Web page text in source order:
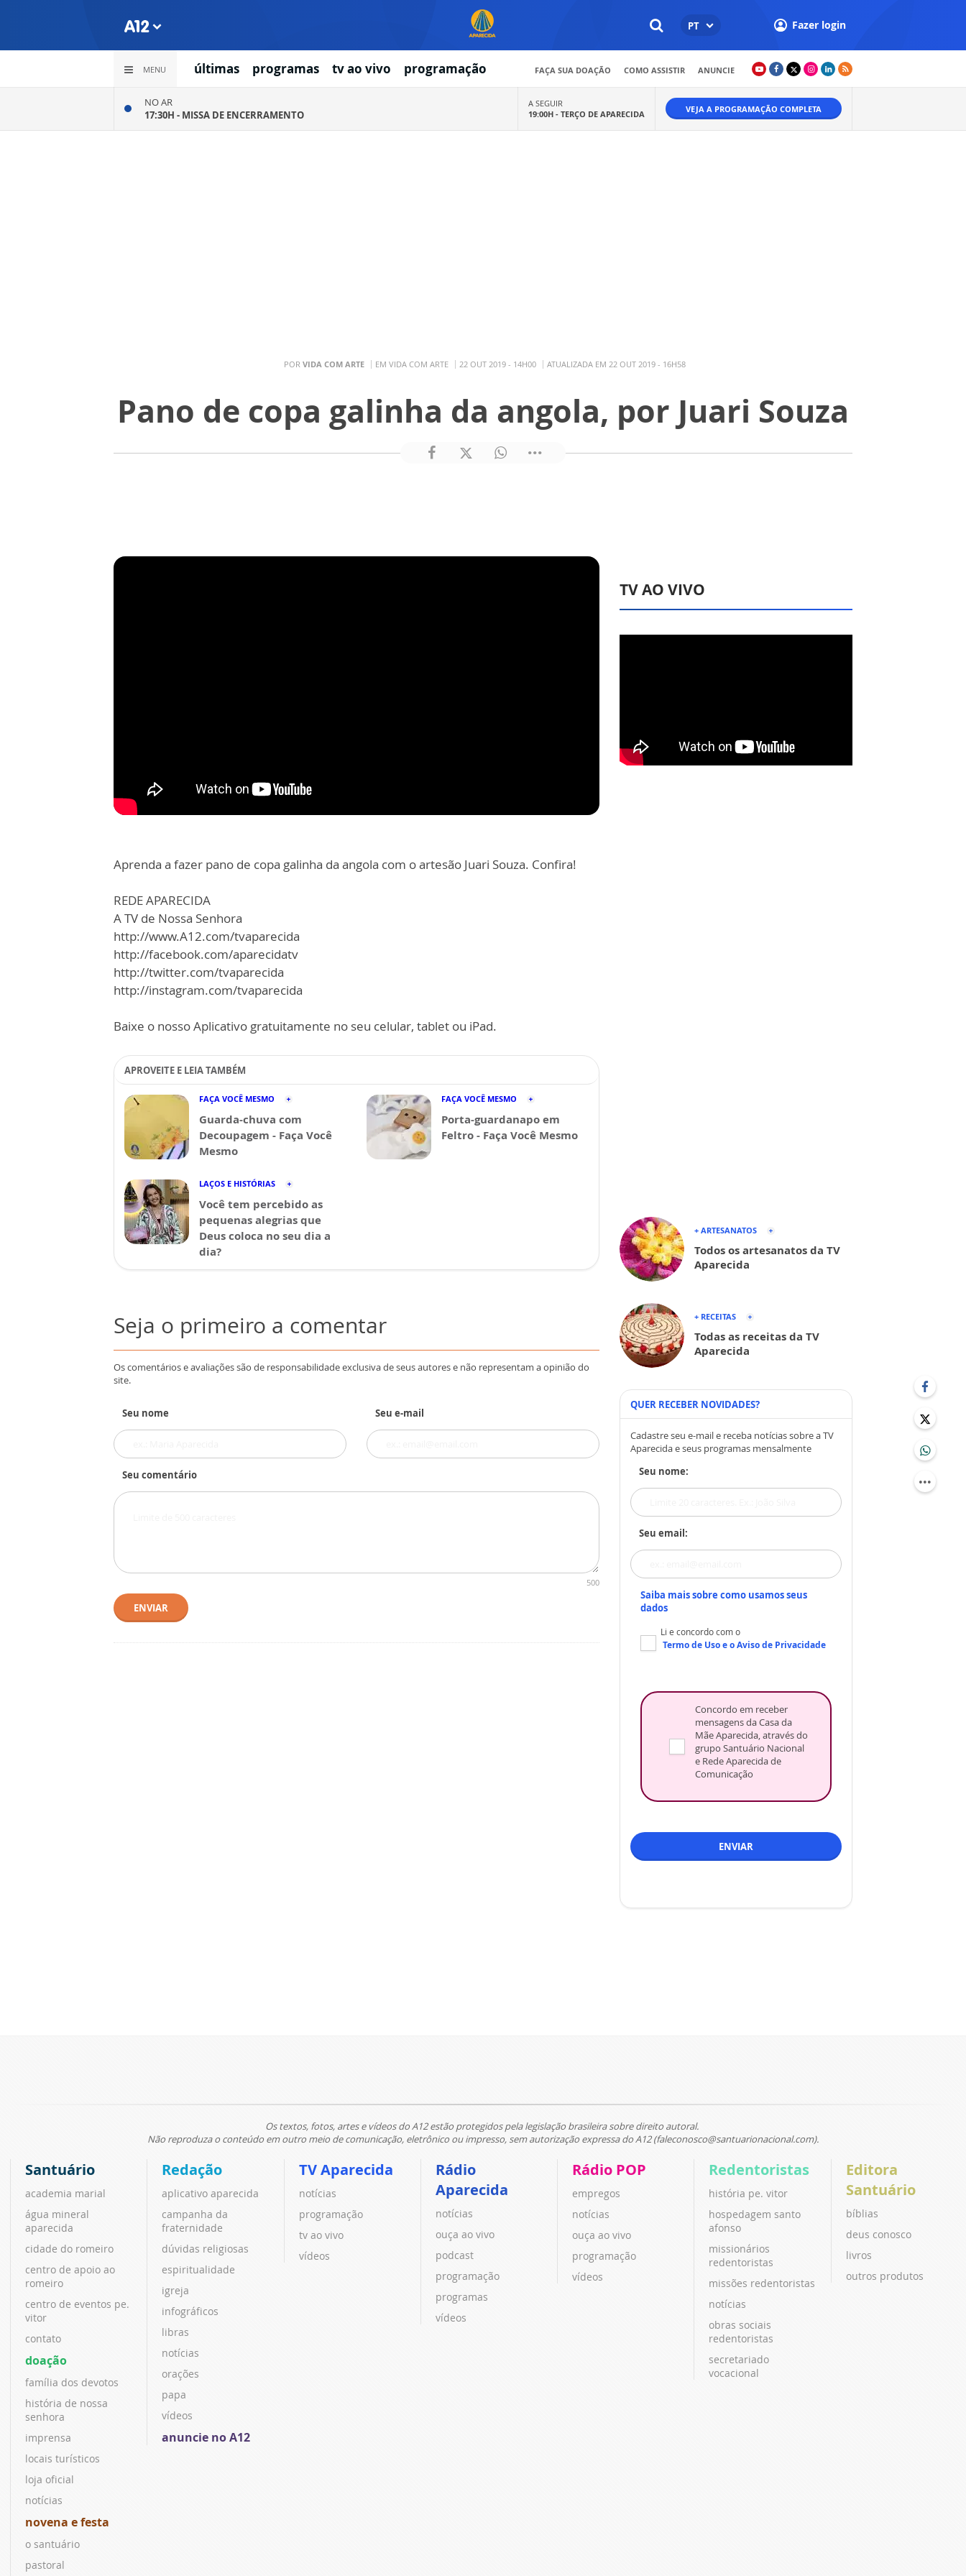
PT Fazer login
MENU últimas programas tv ao vivo programação FAÇA SUA DOAÇÃO COMO ASSISTIR ANUNCIE
NO AR
17:30H - MISSA DE ENCERRAMENTO
A SEGUIR
19:00H - TERÇO DE APARECIDA VEJA A PROGRAMAÇÃO COMPLETA
POR VIDA COM ARTE EM VIDA COM ARTE 22 OUT 2019 - 14H00 ATUALIZADA EM 22 OUT 2019 - 16H58
Pano de copa galinha da angola, por Juari Souza
Aprenda a fazer pano de copa galinha da angola com o artesão Juari Souza. Confira!
REDE APARECIDA
A TV de Nossa Senhora
http://www.A12.com/tvaparecida
http://facebook.com/aparecidatv
http://twitter.com/tvaparecida
http://instagram.com/tvaparecida
Baixe o nosso Aplicativo gratuitamente no seu celular, tablet ou iPad.
APROVEITE E LEIA TAMBÉM
FAÇA VOCÊ MESMO
Guarda-chuva com
Decoupagem - Faça Você
Mesmo
FAÇA VOCÊ MESMO
Porta-guardanapo em
Feltro - Faça Você Mesmo
LAÇOS E HISTÓRIAS
Você tem percebido as
pequenas alegrias que
Deus coloca no seu dia a
dia?
Seja o primeiro a comentar
Os comentários e avaliações são de responsabilidade exclusiva de seus autores e não representam a opinião do
site.
Seu nome Seu e-mail
Seu comentário
500
ENVIAR
TV AO VIVO
+ ARTESANATOS
Todos os artesanatos da TV
Aparecida
+ RECEITAS
Todas as receitas da TV
Aparecida
QUER RECEBER NOVIDADES?
Cadastre seu e-mail e receba notícias sobre a TV
Aparecida e seus programas mensalmente
Seu nome:
Seu email:
Saiba mais sobre como usamos seus
dados
Li e concordo com o
Termo de Usoe oAviso de Privacidade
Concordo em receber
mensagens da Casa da
Mãe Aparecida, através do
grupo Santuário Nacional
e Rede Aparecida de
Comunicação
ENVIAR
Os textos, fotos, artes e vídeos do A12 estão protegidos pela legislação brasileira sobre direito autoral.
Não reproduza o conteúdo em outro meio de comunicação, eletrônico ou impresso, sem autorização expressa do A12 (faleconosco@santuarionacional.com).
Santuário
academia marial
água mineral
aparecida
cidade do romeiro
centro de apoio ao
romeiro
centro de eventos pe.
vitor
contato
doação
família dos devotos
história de nossa
senhora
imprensa
locais turísticos
loja oficial
notícias
novena e festa
o santuário
pastoral
Redação
aplicativo aparecida
campanha da
fraternidade
dúvidas religiosas
espiritualidade
igreja
infográficos
libras
notícias
orações
papa
vídeos
anuncie no A12
TV Aparecida
notícias
programação
tv ao vivo
vídeos
Rádio
Aparecida
notícias
ouça ao vivo
podcast
programação
programas
vídeos
Rádio POP
empregos
notícias
ouça ao vivo
programação
vídeos
Redentoristas
história pe. vitor
hospedagem santo
afonso
missionários
redentoristas
missões redentoristas
notícias
obras sociais
redentoristas
secretariado
vocacional
Editora
Santuário
bíblias
deus conosco
livros
outros produtos